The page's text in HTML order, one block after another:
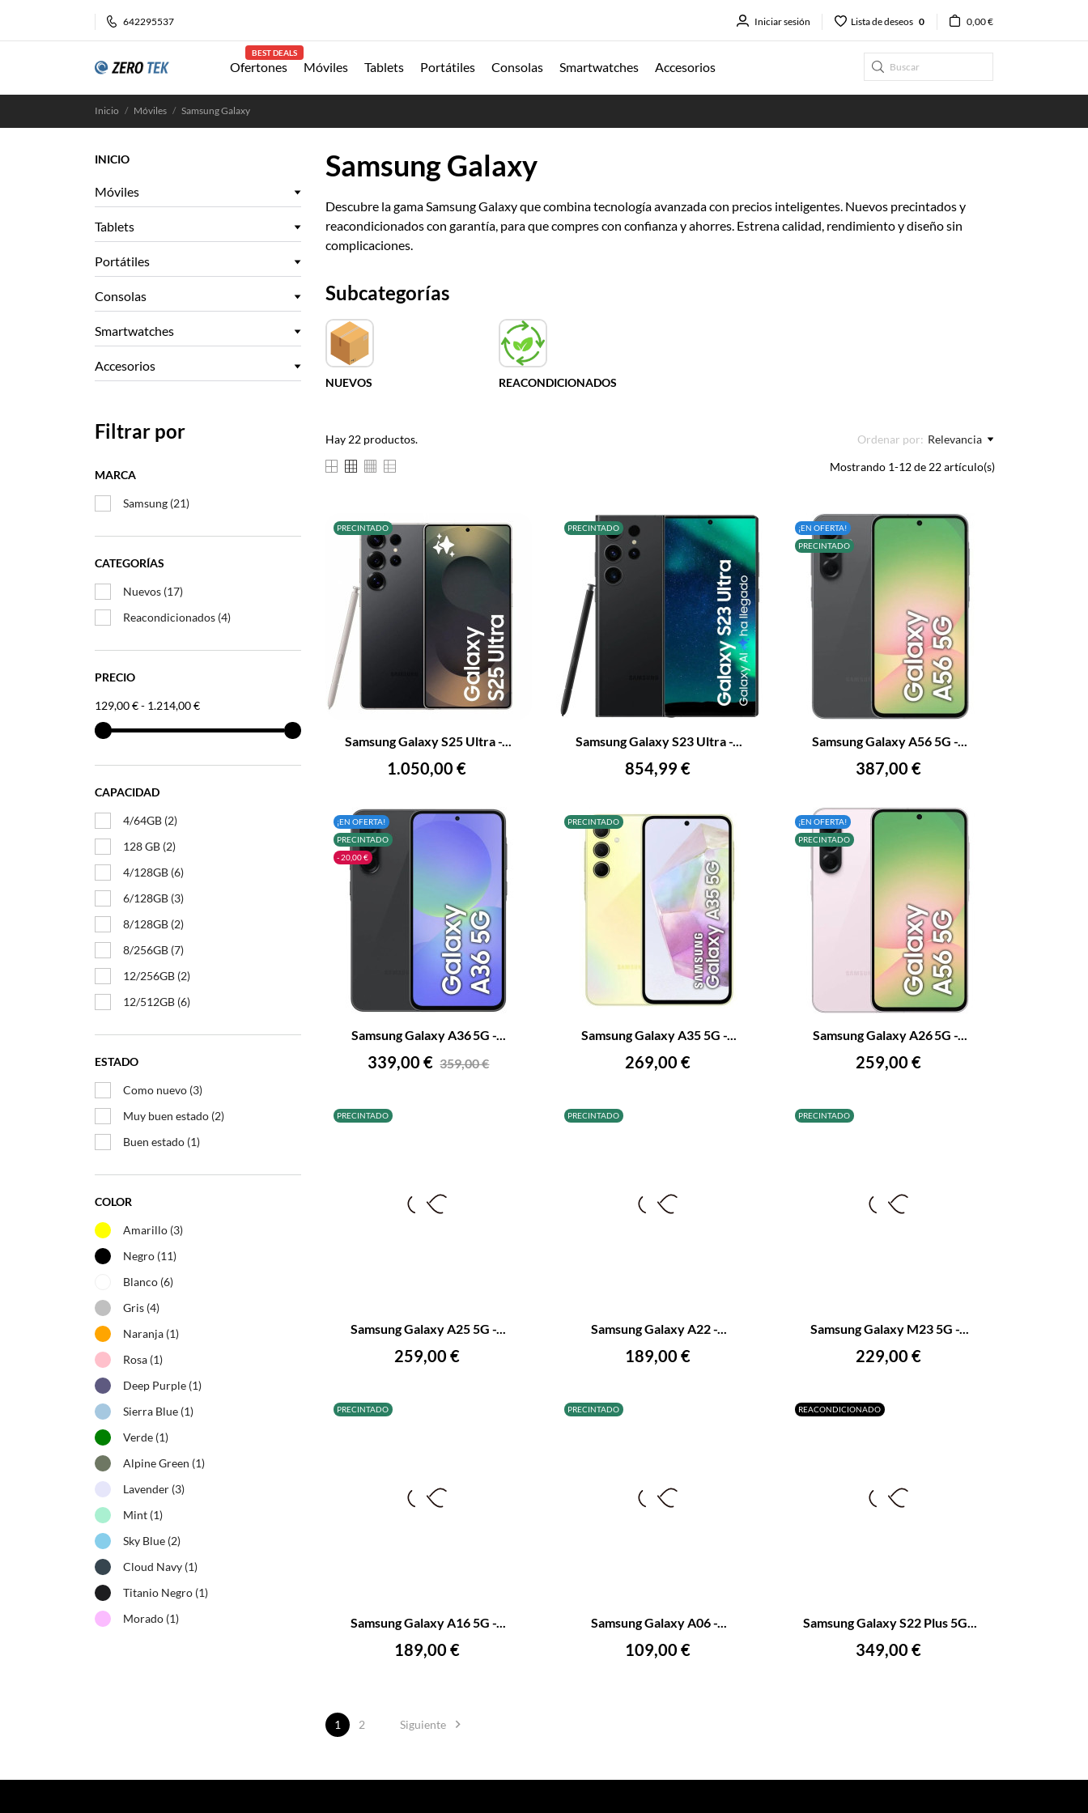
642295537 Iniciar sesión Lista de deseos 0 0,00 €
Ofertones
BEST DEALS
Móviles Tablets Portátiles Consolas Smartwatches Accesorios
Inicio Móviles Samsung Galaxy
INICIO
Móviles
Tablets
Portátiles
Consolas
Smartwatches
Accesorios
Filtrar por
MARCA
Samsung (21)
CATEGORÍAS
Nuevos (17)
Reacondicionados (4)
PRECIO
129,00 € - 1.214,00 €
CAPACIDAD
4/64GB (2)
128 GB (2)
4/128GB (6)
6/128GB (3)
8/128GB (2)
8/256GB (7)
12/256GB (2)
12/512GB (6)
ESTADO
Como nuevo (3)
Muy buen estado (2)
Buen estado (1)
COLOR
Amarillo (3)
Negro (11)
Blanco (6)
Gris (4)
Naranja (1)
Rosa (1)
Deep Purple (1)
Sierra Blue (1)
Verde (1)
Alpine Green (1)
Lavender (3)
Mint (1)
Sky Blue (2)
Cloud Navy (1)
Titanio Negro (1)
Morado (1)
Samsung Galaxy
Descubre la gama Samsung Galaxy que combina tecnología avanzada con precios inteligentes. Nuevos precintados y
reacondicionados con garantía, para que compres con confianza y ahorres. Estrena calidad, rendimiento y diseño sin
complicaciones.
Subcategorías
NUEVOS REACONDICIONADOS
Hay 22 productos. Ordenar por: Relevancia
Mostrando 1-12 de 22 artículo(s)
PRECINTADO
Samsung Galaxy S25 Ultra -...
Precio
1.050,00 €
+
AÑADIR AL CARRITO
PRECINTADO
Samsung Galaxy S23 Ultra -...
Precio
854,99 €
+
AÑADIR AL CARRITO
¡EN OFERTA!
PRECINTADO
Samsung Galaxy A56 5G -...
Precio
387,00 €
– +
FUERA DE STOCK
¡EN OFERTA!
PRECINTADO
- 20,00 €
Samsung Galaxy A36 5G -...
Precio
339,00 € Precio
359,00 €
– +
AÑADIR AL CARRITO
PRECINTADO
Samsung Galaxy A35 5G -...
Precio
269,00 €
+
AÑADIR AL CARRITO
¡EN OFERTA!
PRECINTADO
Samsung Galaxy A26 5G -...
Precio
259,00 €
– +
AÑADIR AL CARRITO
PRECINTADO
Samsung Galaxy A25 5G -...
Precio
259,00 €
AÑADIR AL CARRITO
PRECINTADO
Samsung Galaxy A22 -...
Precio
189,00 €
AÑADIR AL CARRITO
PRECINTADO
Samsung Galaxy M23 5G -...
Precio
229,00 €
AÑADIR AL CARRITO
PRECINTADO
Samsung Galaxy A16 5G -...
Precio
189,00 €
AÑADIR AL CARRITO
PRECINTADO
Samsung Galaxy A06 -...
Precio
109,00 €
AÑADIR AL CARRITO
REACONDICIONADO
Samsung Galaxy S22 Plus 5G...
Precio
349,00 €
AÑADIR AL CARRITO
1 2 Siguiente 